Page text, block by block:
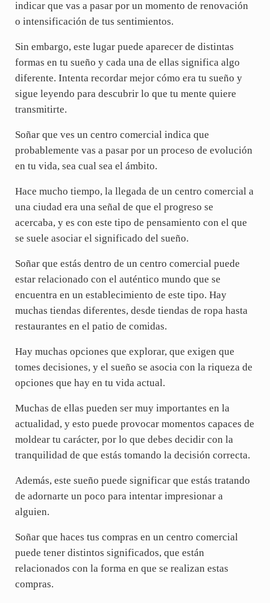
indicar que vas a pasar por un momento de renovación
o intensificación de tus sentimientos.
Sin embargo, este lugar puede aparecer de distintas
formas en tu sueño y cada una de ellas significa algo
diferente. Intenta recordar mejor cómo era tu sueño y
sigue leyendo para descubrir lo que tu mente quiere
transmitirte.
Soñar que ves un centro comercial indica que
probablemente vas a pasar por un proceso de evolución
en tu vida, sea cual sea el ámbito.
Hace mucho tiempo, la llegada de un centro comercial a
una ciudad era una señal de que el progreso se
acercaba, y es con este tipo de pensamiento con el que
se suele asociar el significado del sueño.
Soñar que estás dentro de un centro comercial puede
estar relacionado con el auténtico mundo que se
encuentra en un establecimiento de este tipo. Hay
muchas tiendas diferentes, desde tiendas de ropa hasta
restaurantes en el patio de comidas.
Hay muchas opciones que explorar, que exigen que
tomes decisiones, y el sueño se asocia con la riqueza de
opciones que hay en tu vida actual.
Muchas de ellas pueden ser muy importantes en la
actualidad, y esto puede provocar momentos capaces de
moldear tu carácter, por lo que debes decidir con la
tranquilidad de que estás tomando la decisión correcta.
Además, este sueño puede significar que estás tratando
de adornarte un poco para intentar impresionar a
alguien.
Soñar que haces tus compras en un centro comercial
puede tener distintos significados, que están
relacionados con la forma en que se realizan estas
compras.